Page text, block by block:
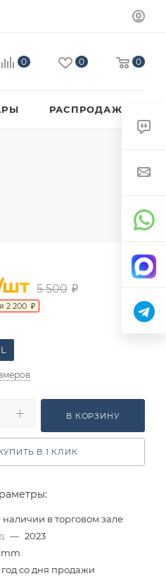
0 0 0
РАСПРОДАЖА
5 500 ₽
2 200 ₽
В КОРЗИНУ
В 1 КЛИК
наличии в торговом зале
— 2023
mm
год со дня продажи